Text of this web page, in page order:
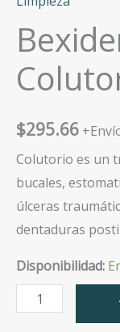
$295.66
Colutorio es un
bucales,
úlceras
dentaduras
Disponibilidad:
Bexident
Aftas